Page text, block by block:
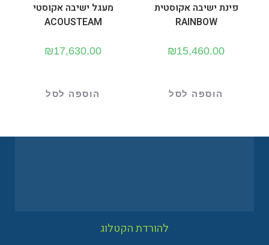
פינת ישיבה אקוסטית
RAINBOW
₪15,460.00
הוספה לסל
מעגל ישיבה אקוסטי
ACOUSTEAM
₪17,630.00
הוספה לסל
להורדת הקטלוג